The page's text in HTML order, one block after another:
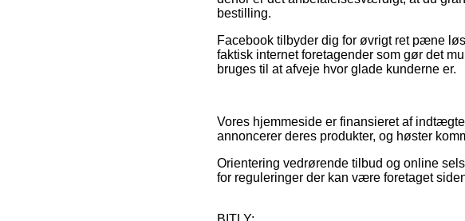
bestilling.
Facebook tilbyder dig for øvrigt ret pæne
faktisk internet foretagender som gør det
bruges til at afveje hvor glade kunderne er.
Vores hjemmeside er finansieret af
annoncerer deres produkter, og høster
Orientering vedrørende tilbud og online
for reguleringer der kan være foretaget